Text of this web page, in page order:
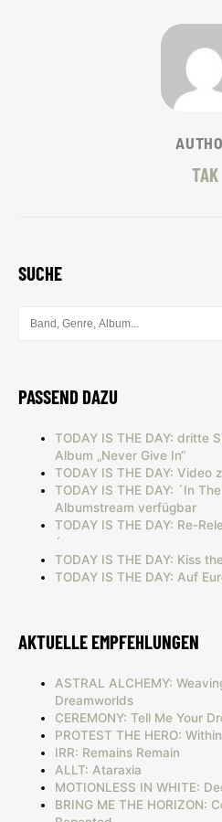
TAK
SUCHE
PASSEND DAZU
TODAY IS THE DAY: dritte
Album „Never Give In“
TODAY IS THE DAY: Video
TODAY IS THE DAY: ´In
Albumstream verfügbar
TODAY IS THE DAY: Re-
´
TODAY IS THE DAY: Kiss
TODAY IS THE DAY: Auf
AKTUELLE EMPFEHLUNGEN
ASTRAL ALCHEMY:
Dreamworlds
CEREMONY: Tell Me Your
PROTEST THE HERO: Within
IRR: Remains Remain
ALLT: Ataraxia
MOTIONLESS IN WHITE:
BRING ME THE HORIZON: